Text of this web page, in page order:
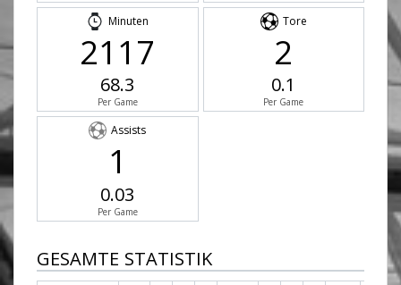
Minuten
2117
68.3
Per Game
Tore
2
0.1
Per Game
Assists
1
0.03
Per Game
GESAMTE STATISTIK